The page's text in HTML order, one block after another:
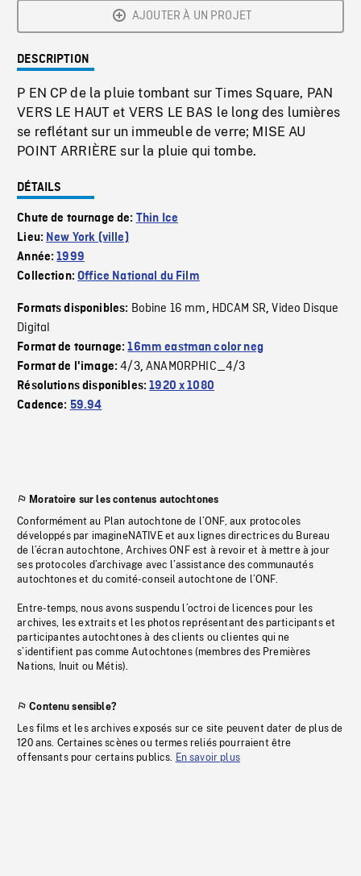
AJOUTER À UN PROJET
DESCRIPTION
P EN CP de la pluie tombant sur Times Square, PAN
VERS LE HAUT et VERS LE BAS le long des lumières
se reflétant sur un immeuble de verre; MISE AU
POINT ARRIÈRE sur la pluie qui tombe.
DÉTAILS
Chute de tournage de: Thin Ice
Lieu: New York (ville)
Année:1999
Collection:Office National du Film
Formats disponibles: Bobine 16 mm, HDCAM SR,Video Disque
Digital
Format de tournage:16mm eastman color neg
Format de l'image:4/3,ANAMORPHIC_4/3
Résolutions disponibles:1920 x 1080
Cadence: 59.94
Moratoire sur les contenus autochtones
Conformément au Plan autochtone de l’ONF, aux protocoles
développés par imagineNATIVE et aux lignes directrices du Bureau
de l’écran autochtone, Archives ONF est à revoir et à mettre à jour
ses protocoles d’archivage avec l’assistance des communautés
autochtones et du comité-conseil autochtone de l’ONF.
Entre-temps, nous avons suspendu l’octroi de licences pour les
archives, les extraits et les photos représentant des participants et
participantes autochtones à des clients ou clientes qui ne
s’identifient pas comme Autochtones (membres des Premières
Nations, Inuit ou Métis).
Contenu sensible?
Les films et les archives exposés sur ce site peuvent dater de plus de
120 ans. Certaines scènes ou termes reliés pourraient être
offensants pour certains publics. En savoir plus